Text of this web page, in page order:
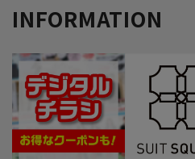
INFORMATION